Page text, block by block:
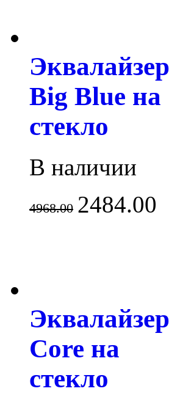
Эквалайзер
Big Blue на
стекло
В наличии
4968.00 2484.00
Эквалайзер
Core на
стекло